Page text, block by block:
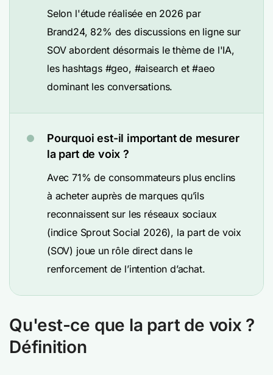
Selon l'étude réalisée en 2026 par
Brand24, 82% des discussions en ligne sur
SOV abordent désormais le thème de l'IA,
les hashtags #geo, #aisearch et #aeo
dominant les conversations.
Pourquoi est-il important de mesurer
la part de voix ?
Avec 71% de consommateurs plus enclins
à acheter auprès de marques qu’ils
reconnaissent sur les réseaux sociaux
(indice Sprout Social 2026), la part de voix
(SOV) joue un rôle direct dans le
renforcement de l’intention d’achat.
Qu'est-ce que la part de voix ?
Définition